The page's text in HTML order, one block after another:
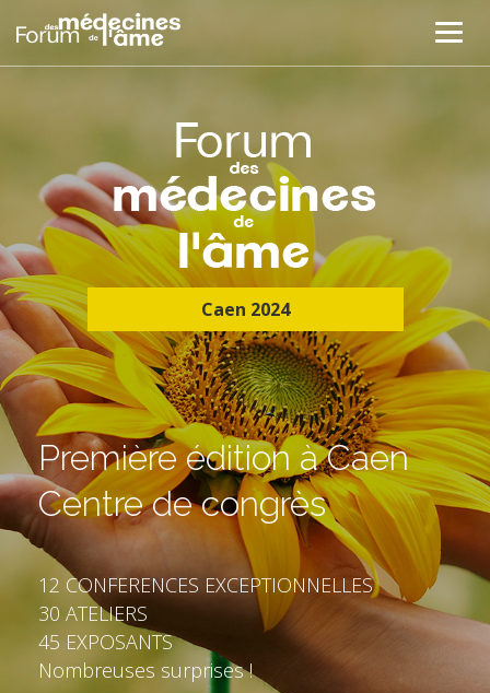
Première édition à Caen
Centre de congrès
12 CONFERENCES EXCEPTIONNELLES
30 ATELIERS
45 EXPOSANTS
Nombreuses surprises !
Caen 2024